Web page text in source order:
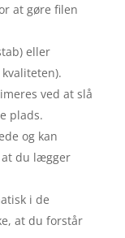
at gøre filen
eller
ved at slå
plads.
og kan
du lægger
i de
at du forstår